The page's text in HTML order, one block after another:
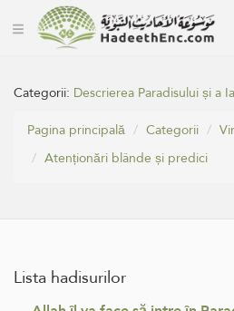
Categorii: Descrierea Paradisului și a
Pagina principală
Categorii
Atenționări blânde și predici
Lista hadisurilor